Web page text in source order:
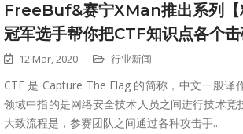
FreeBuf&赛宁XMan推出系列【
冠军选手帮你把CTF知识点各个
12 Mar, 2020 行业新闻
CTF 是 Capture The Flag 的简称，中文一般译
领域中指的是网络安全技术人员之间进行技术竞
大致流程是，参赛团队之间通过各种攻击手...